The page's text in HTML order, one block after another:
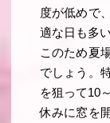
度が低めで
適な日も多
このため夏
でしょう。
を狙って10
休みに窓を